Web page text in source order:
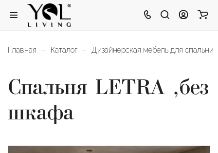
Главная Каталог Дизайнерская мебель для спальни
Спальня LETRA ,без
шкафа